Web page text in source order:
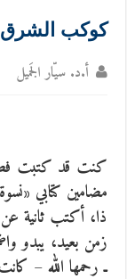
كوكب الشرق
أ.د. سيّار الجَميل
كنت قد كتبت
مضامين كتابي
ذا، أكتب ثانية
زمن بعيد، يبدو
ـ رحمها الله –